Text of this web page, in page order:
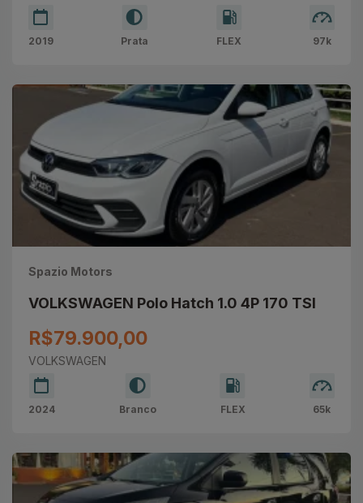
2019 Prata FLEX 97k
Spazio Motors
VOLKSWAGEN Polo Hatch 1.0 4P 170 TSI
R$79.900,00
VOLKSWAGEN
2024 Branco FLEX 65k